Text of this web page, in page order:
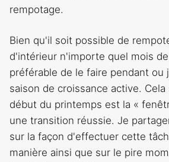
rempotage.
Bien qu'il soit possible de
d'intérieur n'importe quel mois
préférable de le faire pendant ou
saison de croissance active.
début du printemps est la «
une transition réussie. Je
sur la façon d'effectuer cette
manière ainsi que sur le pire